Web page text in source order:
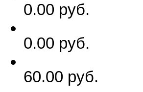
0.00 руб.
0.00 руб.
60.00 руб.